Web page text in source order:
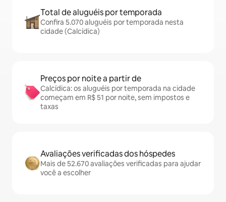
Total de aluguéis por temporada
Confira 5.070 aluguéis por temporada nesta
cidade (Calcídica)
Preços por noite a partir de
Calcídica: os aluguéis por temporada na cidade
começam em R$ 51 por noite, sem impostos e
taxas
Avaliações verificadas dos hóspedes
Mais de 52.670 avaliações verificadas para ajudar
você a escolher